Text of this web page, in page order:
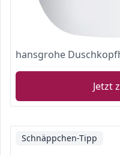
hansgrohe
Jetzt
Schnäppchen-Tipp